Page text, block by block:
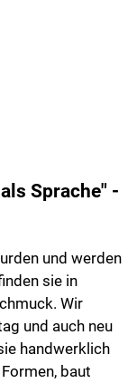
Sprache" -
und werden
sie in
Wir
und auch neu
handwerklich
baut